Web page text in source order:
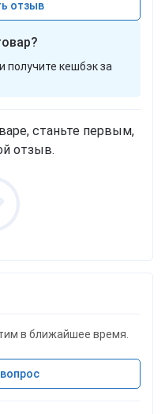
отзыв
получите кешбэк за
станьте первым,
отзыв.
в ближайшее время.